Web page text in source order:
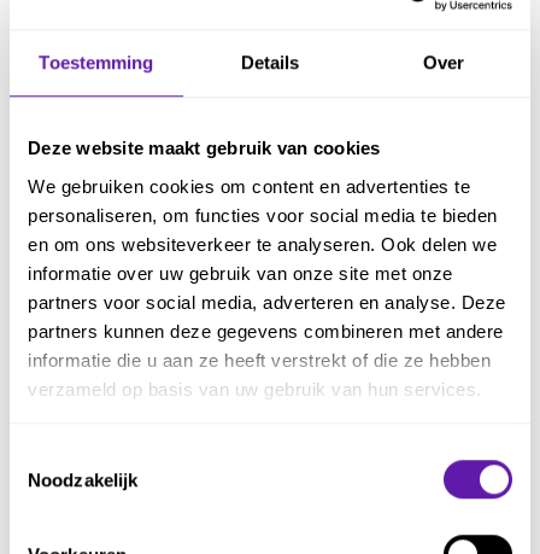
Toestemming Details Over
Deze website maakt gebruik van cookies
We gebruiken cookies om content en advertenties te
personaliseren, om functies voor social media te bieden
en om ons websiteverkeer te analyseren. Ook delen we
informatie over uw gebruik van onze site met onze
partners voor social media, adverteren en analyse. Deze
partners kunnen deze gegevens combineren met andere
informatie die u aan ze heeft verstrekt of die ze hebben
verzameld op basis van uw gebruik van hun services.
Noodzakelijk
verschillende klantsegmenten. Door te focussen op
streeftSerefernaar om zowel omzetgroei als
klanttevredenheid te realiseren.
Uiteindelijk helpt dit visuele overzicht bij het nemen
van beslissingen, het prioriteren van initiatieven en
het focussen op activiteiten die de grootste impact
hebben op de doelen.
Impact Mapping in Scrum